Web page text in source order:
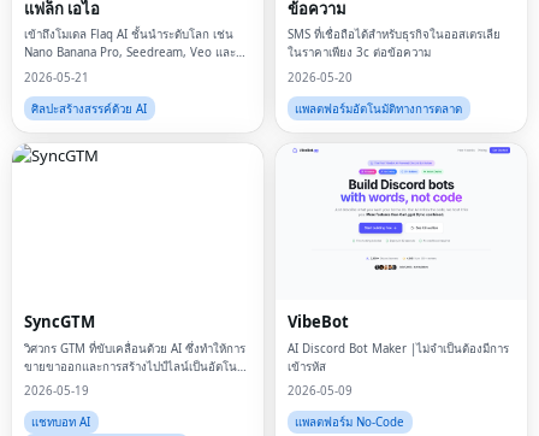
แฟล็ก เอไอ
เข้าถึงโมเดล Flaq AI ชั้นนำระดับโลก เช่น
Nano Banana Pro, Seedream, Veo และ
Wan ผ่าน API ที่เรียบง่ายและรวดเร็วเพียงหนึ่ง
2026-05-21
ศิลปะสร้างสรรค์ด้วย AI
ข้อความ
SMS ที่เชื่อถือได้สำหรับธุรกิจในออสเตรเลีย
ในราคาเพียง 3c ต่อข้อความ
2026-05-20
แพลตฟอร์มอัตโนมัติทางการตลาด
SyncGTM
วิศวกร GTM ที่ขับเคลื่อนด้วย AI ซึ่งทำให้การ
ขายขาออกและการสร้างไปป์ไลน์เป็นอัตโนมัติ
สำหรับสตาร์ทอัพ B2B
2026-05-19
แชทบอท AI
VibeBot
AI Discord Bot Maker |ไม่จำเป็นต้องมีการ
เข้ารหัส
2026-05-09
แพลตฟอร์ม No-Code